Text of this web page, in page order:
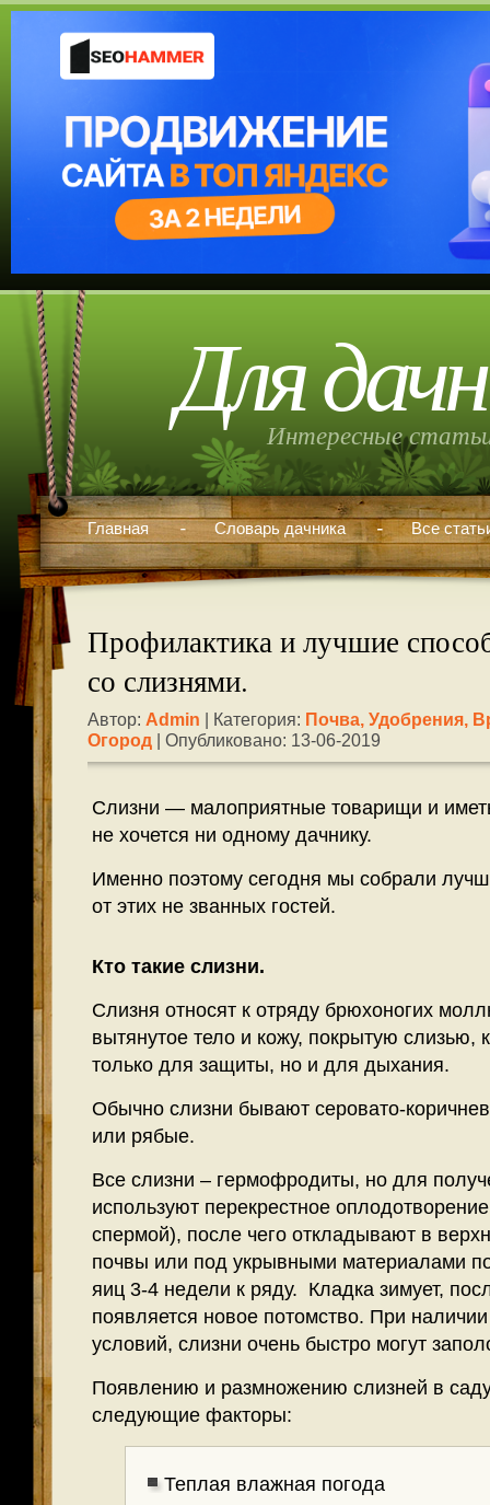
Для
Интересные
Главная Словарь дачника Все
Профилактика и лучшие
со слизнями.
Автор: Admin | Категория: Почва, Удобрения,
Огород | Опубликовано: 13-06-2019
Слизни — малоприятные товарищи и
не хочется ни одному дачнику.
Именно поэтому сегодня мы собрали
от этих не званных гостей.
Кто такие слизни.
Слизня относят к отряду брюхоногих
вытянутое тело и кожу, покрытую слизью,
только для защиты, но и для дыхания.
Обычно слизни бывают серовато-
или рябые.
Все слизни – гермофродиты, но для
используют перекрестное
спермой), после чего откладывают в
почвы или под укрывными материалами
яиц 3-4 недели к ряду. Кладка зимует,
появляется новое потомство. При
условий, слизни очень быстро могут
Появлению и размножению слизней в
следующие факторы:
Теплая влажная погода